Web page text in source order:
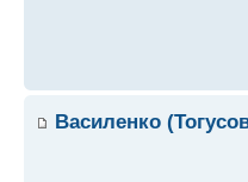
Василенко